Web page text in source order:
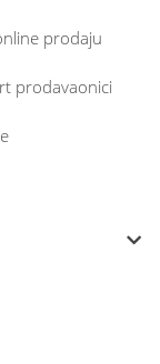
prodaju
prodavaonici